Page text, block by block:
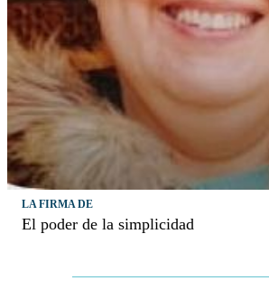
LA FIRMA DE
El poder de la simplicidad